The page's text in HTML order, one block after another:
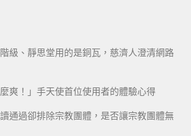
級、靜思堂用的是銅瓦，慈濟人澄清網路
麼爽！」手天使首位使用者的體驗心得
讀通過卻排除宗教團體，是否讓宗教團體無